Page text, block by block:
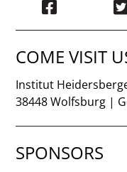
COME VISIT
Institut
38448 Wolfsburg |
SPONSORS